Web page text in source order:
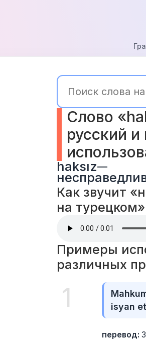
Слово
русский
haksız—
Как звучит
на турецком»
Примеры
различных
1
isyan
перевод: